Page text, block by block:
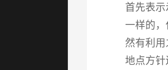
首先表
一样的
然有利
地点方